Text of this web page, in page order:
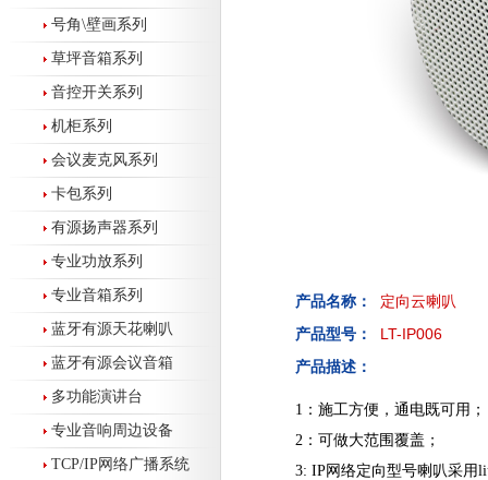
号角\壁画系列
草坪音箱系列
音控开关系列
机柜系列
会议麦克风系列
卡包系列
有源扬声器系列
专业功放系列
专业音箱系列
蓝牙有源天花喇叭
蓝牙有源会议音箱
多功能演讲台
专业音响周边设备
TCP/IP网络广播系统
产品名称：
定向云喇叭
产品型号：
LT-IP006
产品描述：
1：施工方便，通电既可用；
2：可做大范围覆盖；
3: IP网络定向型号喇叭采用